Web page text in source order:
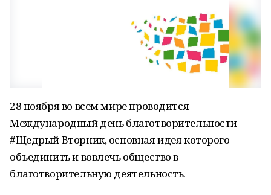
28 ноября во всем мире проводится
Международный день благотворительности -
#Щедрый Вторник, основная идея которого
объединить и вовлечь общество в
благотворительную деятельность.